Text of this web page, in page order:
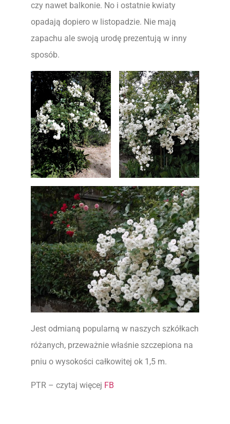
czy nawet balkonie. No i ostatnie kwiaty
opadają dopiero w listopadzie. Nie mają
zapachu ale swoją urodę prezentują w inny
sposób.
Jest odmianą popularną w naszych szkółkach
różanych, przeważnie właśnie szczepiona na
pniu o wysokości całkowitej ok 1,5 m.
PTR – czytaj więcej FB